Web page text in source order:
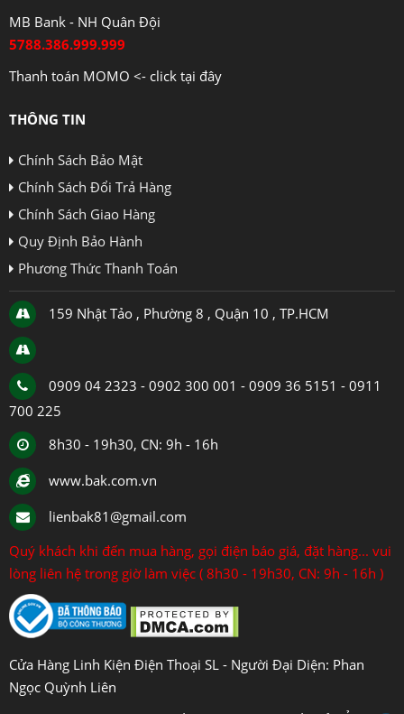
MB Bank - NH Quân Đội
5788.386.999.999
Thanh toán MOMO <- click tại đây
THÔNG TIN
Chính Sách Bảo Mật
Chính Sách Đổi Trả Hàng
Chính Sách Giao Hàng
Quy Định Bảo Hành
Phương Thức Thanh Toán
159 Nhật Tảo , Phường 8 , Quận 10 , TP.HCM
0909 04 2323 - 0902 300 001 - 0909 36 5151 - 0911
700 225
8h30 - 19h30, CN: 9h - 16h
www.bak.com.vn
lienbak81@gmail.com
Quý khách khi đến mua hàng, gọi điện báo giá, đặt hàng... vui
lòng liên hệ trong giờ làm việc ( 8h30 - 19h30, CN: 9h - 16h )
Cửa Hàng Linh Kiện Điện Thoại SL - Người Đại Diện: Phan
Ngọc Quỳnh Liên